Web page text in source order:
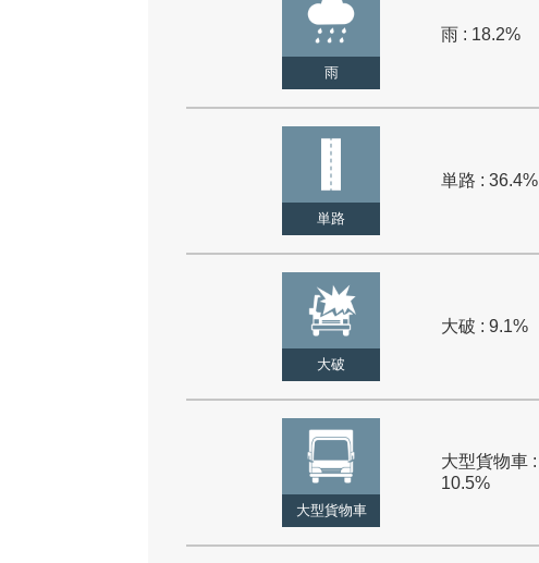
雨
雨 : 18.2%
単路
単路 : 36.4%
大破
大破 : 9.1%
大型貨物車
大型貨物車 :
10.5%